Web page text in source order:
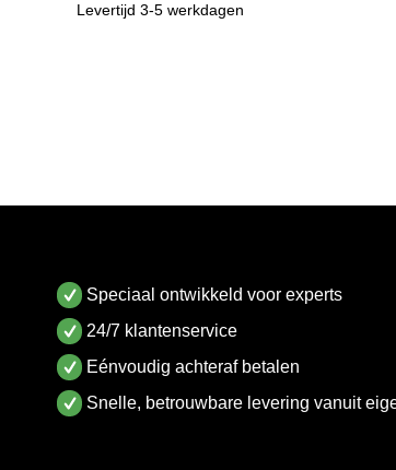
Levertijd 3-5 werkdagen
Speciaal ontwikkeld voor experts
24/7 klantenservice
Eénvoudig achteraf betalen
Snelle, betrouwbare levering vanuit